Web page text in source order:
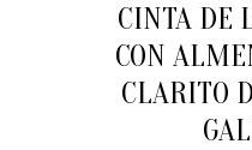
CINTA DE
CON
CLARITO